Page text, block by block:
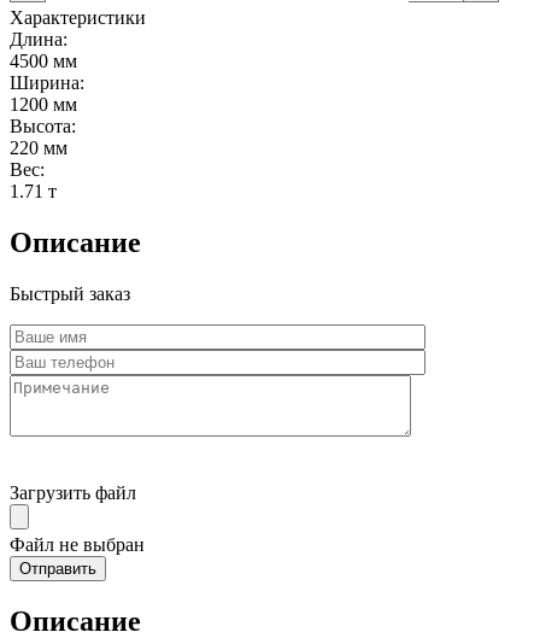
Характеристики
Длина:
4500 мм
Ширина:
1200 мм
Высота:
220 мм
Вес:
1.71 т
Описание
Быстрый заказ
Загрузить файл
Файл не выбран
Описание